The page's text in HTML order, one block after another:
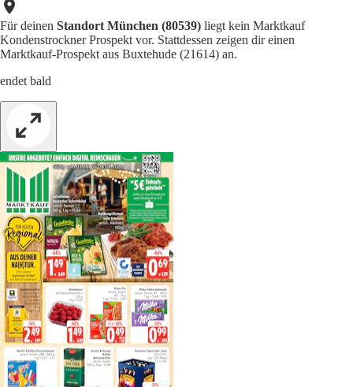
Für deinen Standort München (80539) liegt kein Marktkauf
Kondenstrockner Prospekt vor. Stattdessen zeigen dir einen
Marktkauf-Prospekt aus Buxtehude (21614) an.
endet bald